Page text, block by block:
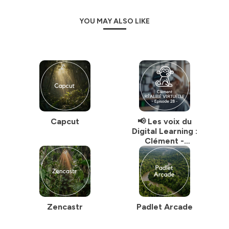
YOU MAY ALSO LIKE
Capcut
📢 Les voix du
Digital Learning :
Clément -
Immersive Learning,
comment (bien)
faire ?
Zencastr Padlet Arcade